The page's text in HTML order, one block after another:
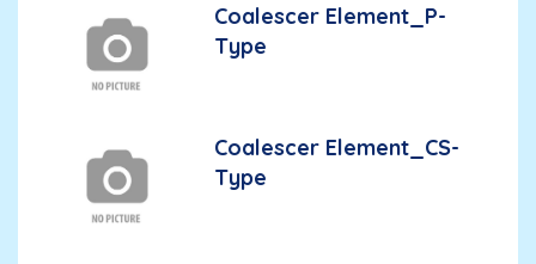
Coalescer Element_P-
Type
Coalescer Element_CS-
Type